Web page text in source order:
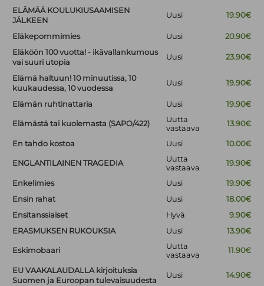
ELÄMÄÄ KOULUKIUSAAMISEN
JÄLKEEN
Uusi 19.90€
Eläkepommimies Uusi
20.90€
Eläköön 100 vuotta! - ikävallankumous
vai suuri utopia
Uusi 23.90€
Elämä haltuun! 10 minuutissa, 10
kuukaudessa, 10 vuodessa
Uusi 19.90€
Elämän ruhtinattaria Uusi 19.90€
Elämästä tai kuolemasta (SAPO/422)
Uutta
vastaava
13.90€
En tahdo kostoa Uusi 10.00€
ENGLANTILAINEN TRAGEDIA
Uutta
vastaava
19.90€
Enkelimies Uusi
19.90€
Ensin rahat
Uusi
18.00€
Ensitanssiaiset
Hyvä
9.90€
ERASMUKSEN RUKOUKSIA
Uusi 13.90€
Eskimobaari
Uutta
vastaava
11.90€
EU VAAKALAUDALLA kirjoituksia
Suomen ja Euroopan tulevaisuudesta
Uusi 14.90€